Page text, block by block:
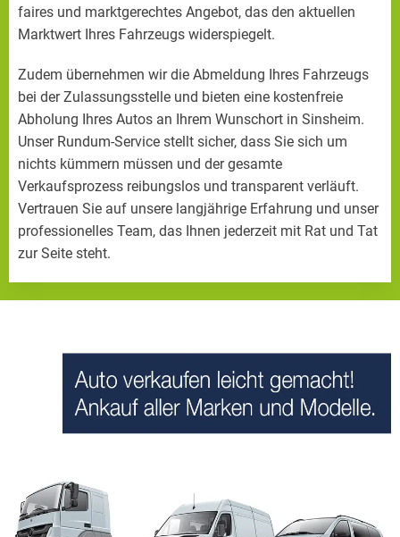
faires und marktgerechtes Angebot, das den aktuellen
Marktwert Ihres Fahrzeugs widerspiegelt.
Zudem übernehmen wir die Abmeldung Ihres Fahrzeugs
bei der Zulassungsstelle und bieten eine kostenfreie
Abholung Ihres Autos an Ihrem Wunschort in Sinsheim.
Unser Rundum-Service stellt sicher, dass Sie sich um
nichts kümmern müssen und der gesamte
Verkaufsprozess reibungslos und transparent verläuft.
Vertrauen Sie auf unsere langjährige Erfahrung und unser
professionelles Team, das Ihnen jederzeit mit Rat und Tat
zur Seite steht.